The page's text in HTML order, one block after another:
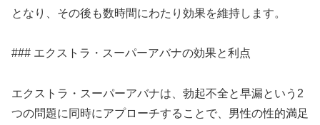
となり、その後も数時間にわたり効果を維持します。
### エクストラ・スーパーアバナの効果と利点
エクストラ・スーパーアバナは、勃起不全と早漏という2
つの問題に同時にアプローチすることで、男性の性的満足